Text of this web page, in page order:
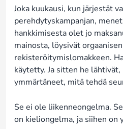
Joka kuukausi, kun järjestät
perehdytyskampanjan,
hankkimisesta olet jo
mainosta, löysivät
rekisteröitymislomakkeen.
käytetty. Ja sitten he lähtivät,
ymmärtäneet, mitä tehdä
Se ei ole liikenneongelma.
on kieliongelma, ja siihen on